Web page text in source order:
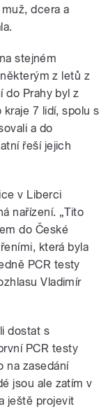
dcera a
stejném
z letů z
do Prahy byl z
7 lidí, spolu s
a do
řeší jejich
v Liberci
nařízení. „Tito
do České
která byla
PCR testy
Vladimír
dostat s
PCR testy
na zasedání
jsou ale zatím v
ještě projevit